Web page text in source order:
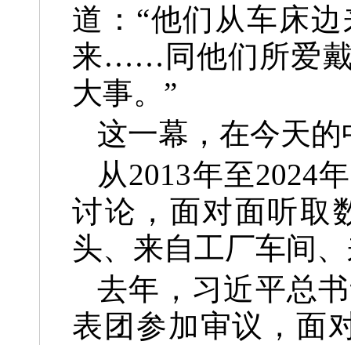
道：“他们从车床
来……同他们所爱戴
大事。”
这一幕，在今天
从2013年至2024
讨论，面对面听取
头、来自工厂车间
去年，习近平总
表团参加审议，面